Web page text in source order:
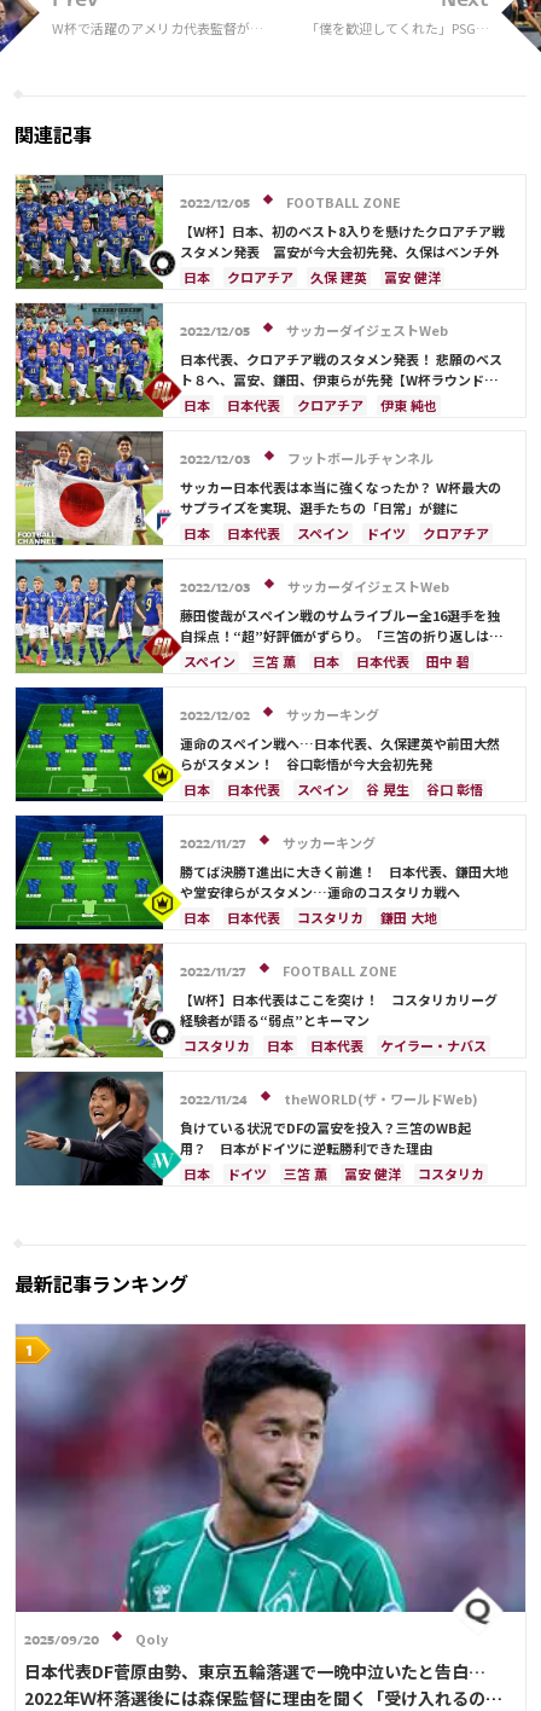
W杯で活躍のアメリカ代表監督が認
「僕を歓迎してくれた」PSGに
関連記事
2022/12/05
FOOTBALL ZONE
【W杯】日本、初のベスト8入りを懸けたクロアチア戦
スタメン発表 冨安が今大会初先発、久保はベンチ外
日本
クロアチア 久保 建英
冨安 健洋
イングランド
コスタリカ
オランダ
ポルトガル
アルゼンチン 権田 修一
谷 晃生
長友 佑都
吉田 麻也 谷口 彰悟
伊東 純也
守田 英正
鎌田 大地 板倉 滉
前田 大然
2022/12/05
サッカーダイジェストWeb
日本代表、クロアチア戦のスタメン発表！ 悲願のベス
ト８へ、冨安、鎌田、伊東らが先発【W杯ラウンド
16】
日本 日本代表 クロアチア
伊東 純也
スペイン
イングランド ベルギー
ポルトガル
川島 永嗣
コスタリカ
権田 修一
シュミット・ダニエル
谷 晃生
長友 佑都
吉田 麻也
谷口 彰悟 山根 視来
柴崎 岳
上田 綺世
田中 碧 酒井 宏樹
堂安 律
前田 大然
遠藤 航 相馬 勇紀
伊藤 洋輝
町野 修斗
2022/12/03
フットボールチャンネル
サッカー日本代表は本当に強くなったか？ W杯最大の
サプライズを実現、選手たちの「日常」が鍵に
日本
日本代表 スペイン ドイツ
クロアチア
コスタリカ
権田 修一 長友 佑都
鎌田 大地
酒井 宏樹
2022/12/03
サッカーダイジェストWeb
藤田俊哉がスペイン戦のサムライブルー全16選手を独
自採点！“超”好評価がずらり。「三笘の折り返しは永
遠に語り継がれる」【W杯】
スペイン 三笘 薫 日本 日本代表
田中 碧
イングランド
権田 修一 谷 晃生
吉田 麻也
谷口 彰悟 伊東 純也
浅野 拓磨
守田 英正
久保 建英 鎌田 大地
板倉 滉
前田 大然
2022/12/02
サッカーキング
運命のスペイン戦へ…日本代表、久保建英や前田大然
らがスタメン！ 谷口彰悟が今大会初先発
日本
日本代表 スペイン 谷 晃生
谷口 彰悟
ベルギー
イングランド コスタリカ
鎌田 大地
酒井 宏樹 冨安 健洋
遠藤 航
ポルトガル
川島 永嗣
権田 修一
シュミット・ダニエル
長友 佑都
吉田 麻也
守田 英正
三笘 薫 上田 綺世 田中 碧
堂安 律
相馬 勇紀 伊藤 洋輝 町野 修斗
2022/11/27
サッカーキング
勝てば決勝T進出に大きく前進！ 日本代表、鎌田大地
や堂安律らがスタメン…運命のコスタリカ戦へ
日本
日本代表 コスタリカ
鎌田 大地
イングランド
吉田 麻也 山根 視来
上田 綺世
酒井 宏樹 相馬 勇紀
ポルトガル
川島 永嗣
権田 修一
シュミット・ダニエル
谷 晃生
長友 佑都 谷口 彰悟
柴崎 岳
田中 碧
久保 建英 板倉 滉
前田 大然
冨安 健洋
遠藤 航 伊藤 洋輝 町野 修斗
2022/11/27
FOOTBALL ZONE
【W杯】日本代表はここを突け！ コスタリカリーグ
経験者が語る“弱点”とキーマン
コスタリカ
日本 日本代表
ケイラー・ナバス
前田 大然
ドイツ イングランド
ポーランド
ポルトガル
権田 修一 長友 佑都
南野 拓実
三笘 薫
田中 碧
久保 建英
マヌエル・ノイアー
酒井 宏樹
板倉 滉
2022/11/24
theWORLD(ザ・ワールドWeb)
負けている状況でDFの冨安を投入？三笘のWB起
用？ 日本がドイツに逆転勝利できた理由
日本
ドイツ 三笘 薫 冨安 健洋
コスタリカ
最新記事ランキング
2025/09/20 Qoly
日本代表DF菅原由勢、東京五輪落選で一晩中泣いたと告白…
2022年Ｗ杯落選後には森保監督に理由を聞く「受け入れるのは